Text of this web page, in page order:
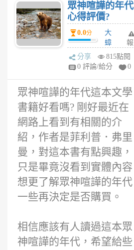
眾神喧譁的年代
心得評價?
0.0分
大
蟑
螂
6
報
分享
815點閱
0 評論/給分
0
眾神喧譁的年代這本文學
書籍好看嗎? 剛好最近在
網路上看到有相關的介
紹，作者是菲利普．弗里
曼，對這本書有點興趣，
只是畢竟沒看到實體內容
想更了解眾神喧譁的年代
一些再決定是否購買。
相信應該有人讀過這本眾
神喧譁的年代，希望給些